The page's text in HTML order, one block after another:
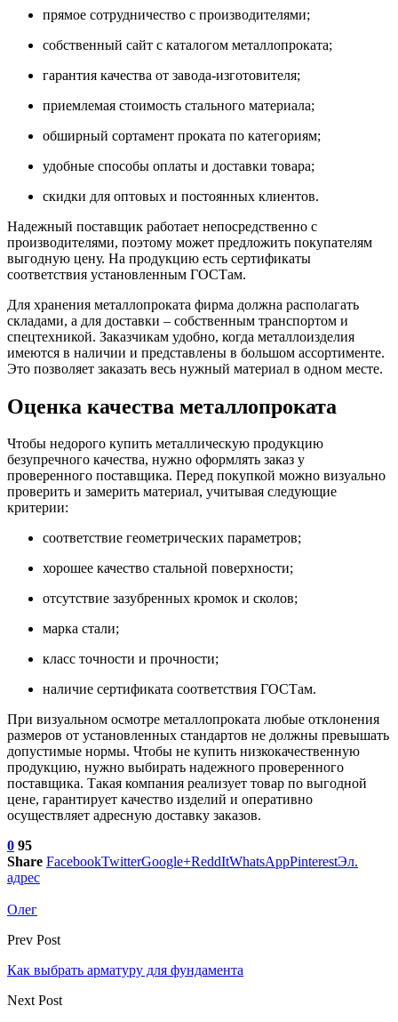
прямое сотрудничество с производителями;
собственный сайт с каталогом металлопроката;
гарантия качества от завода-изготовителя;
приемлемая стоимость стального материала;
обширный сортамент проката по категориям;
удобные способы оплаты и доставки товара;
скидки для оптовых и постоянных клиентов.
Надежный поставщик работает непосредственно с
производителями, поэтому может предложить покупателям
выгодную цену. На продукцию есть сертификаты
соответствия установленным ГОСТам.
Для хранения металлопроката фирма должна располагать
складами, а для доставки – собственным транспортом и
спецтехникой. Заказчикам удобно, когда металлоизделия
имеются в наличии и представлены в большом ассортименте.
Это позволяет заказать весь нужный материал в одном месте.
Оценка качества металлопроката
Чтобы недорого купить металлическую продукцию
безупречного качества, нужно оформлять заказ у
проверенного поставщика. Перед покупкой можно визуально
проверить и замерить материал, учитывая следующие
критерии:
соответствие геометрических параметров;
хорошее качество стальной поверхности;
отсутствие зазубренных кромок и сколов;
марка стали;
класс точности и прочности;
наличие сертификата соответствия ГОСТам.
При визуальном осмотре металлопроката любые отклонения
размеров от установленных стандартов не должны превышать
допустимые нормы. Чтобы не купить низкокачественную
продукцию, нужно выбирать надежного проверенного
поставщика. Такая компания реализует товар по выгодной
цене, гарантирует качество изделий и оперативно
осуществляет адресную доставку заказов.
0 95
Share FacebookTwitterGoogle+ReddItWhatsAppPinterestЭл.
адрес
Олег
Prev Post
Как выбрать арматуру для фундамента
Next Post